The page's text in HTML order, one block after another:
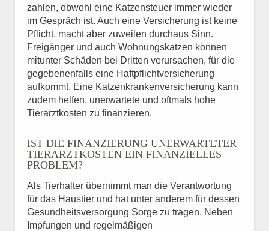
zahlen, obwohl eine Katzensteuer immer wieder
im Gespräch ist. Auch eine Versicherung ist keine
Pflicht, macht aber zuweilen durchaus Sinn.
Freigänger und auch Wohnungskatzen können
mitunter Schäden bei Dritten verursachen, für die
gegebenenfalls eine Haftpflichtversicherung
aufkommt. Eine Katzenkrankenversicherung kann
zudem helfen, unerwartete und oftmals hohe
Tierarztkosten zu finanzieren.
IST DIE FINANZIERUNG UNERWARTETER
TIERARZTKOSTEN EIN FINANZIELLES
PROBLEM?
Als Tierhalter übernimmt man die Verantwortung
für das Haustier und hat unter anderem für dessen
Gesundheitsversorgung Sorge zu tragen. Neben
Impfungen und regelmäßigen